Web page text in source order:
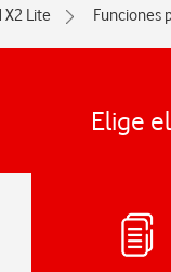
X2 Lite Funciones
Elige